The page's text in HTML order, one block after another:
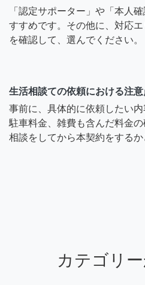
「認定サポーター」や「本人
すすめです。その他に、対応
を確認して、選んでください。
生活相談ての依頼における注意
事前に、具体的に依頼したい
駐車料金、雑費も含んだ料金
相談をしてから本契約をするか
カテゴリ